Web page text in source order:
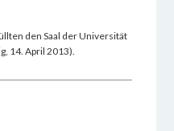
den Saal der Universität
14. April 2013).